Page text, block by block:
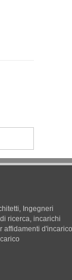
Ingegneri
ricerca, incarichi
affidamenti d'incarico